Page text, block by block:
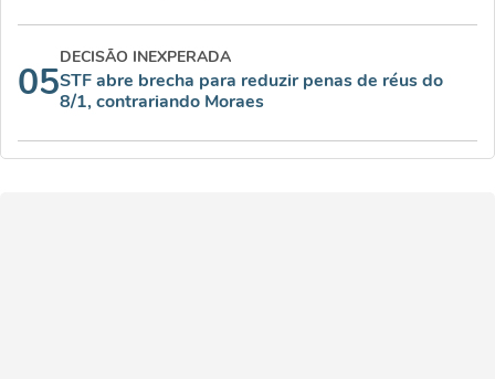
05
DECISÃO INEXPERADA
STF abre brecha para reduzir penas de réus do
8/1, contrariando Moraes